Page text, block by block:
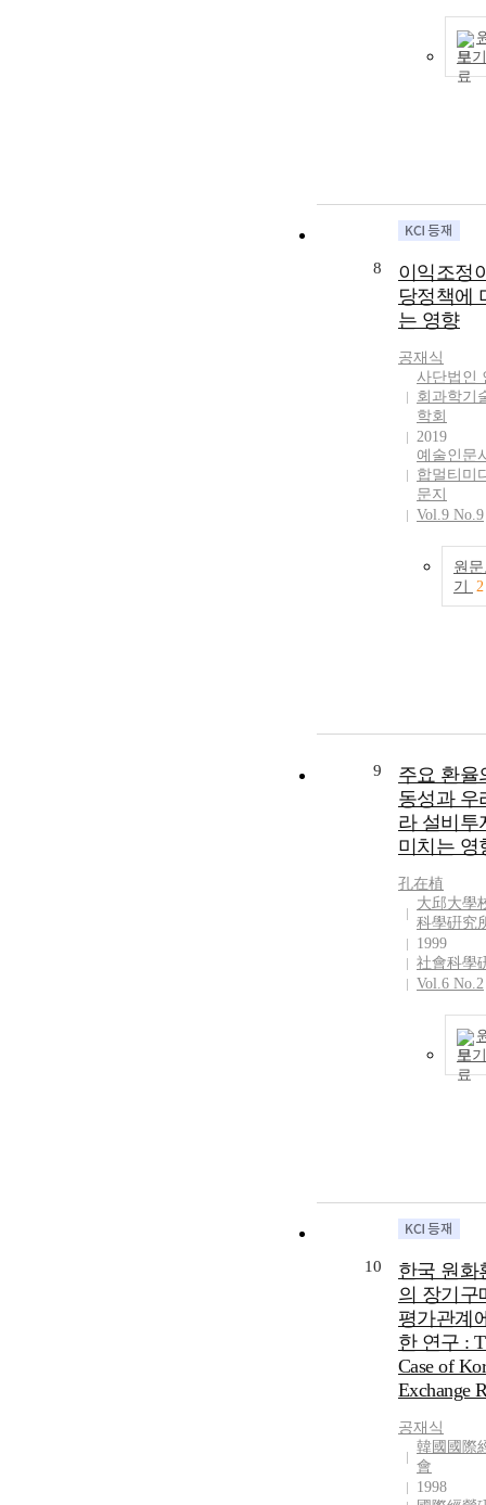
The
hypothesis
the dominant
shareholder of
short-term real
does not
entire cash
study shows
management
found in
family
before the
introduction
IFRS, but the
earnings
increased
the period
introduction
IFRS. In other
management
led to
effects that
expropriated
interests of
external
companies by
controlling
shareholder
An analysis of
entire sample
including the
from 2004 to
the period
introduction
earnings
companies.
finding
Korean family
companies
implemented
real earnings
management
pursue private
interests,
an
theory that
보기
8
이익조정
당정책에
는 영향
공재식
사단법인
회과학기
학회
2019
예술인문
합멀티미
문지
Vol.9 No.9
원
기
2
9
주요 환율
동성과 우
라 설비투
미치는 영
孔在植
大邱大學
科學硏究
1999
社會科學
Vol.6 No.2
보기
10
한국 원화
의 장기구
평가관계
한 연구 :
Case of
Exchange
공재식
韓國國際
會
1998